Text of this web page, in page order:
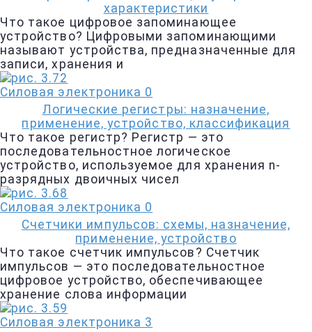
характеристики
Что такое цифровое запоминающее
устройство? Цифровыми запоминающими
называют устройства, предназначенные для
записи, хранения и
Силовая электроника 0
Логические регистры: назначение,
применение, устройство, классификация
Что такое регистр? Регистр — это
последовательностное логическое
устройство, используемое для хранения n-
разрядных двоичных чисел
Силовая электроника 0
Счетчики импульсов: схемы, назначение,
применение, устройство
Что такое счетчик импульсов? Счетчик
импульсов — это последовательностное
цифровое устройство, обеспечивающее
хранение слова информации
Силовая электроника 3